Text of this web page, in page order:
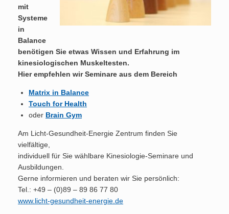
mit
Systeme
in
Balance
benötigen Sie etwas Wissen und Erfahrung im
kinesiologischen Muskeltesten.
Hier empfehlen wir Seminare aus dem Bereich
Matrix in Balance
Touch for Health
oder Brain Gym
Am Licht-Gesundheit-Energie Zentrum finden Sie
vielfältige,
individuell für Sie wählbare Kinesiologie-Seminare und
Ausbildungen.
Gerne informieren und beraten wir Sie persönlich:
Tel.: +49 – (0)89 – 89 86 77 80
www.licht-gesundheit-energie.de